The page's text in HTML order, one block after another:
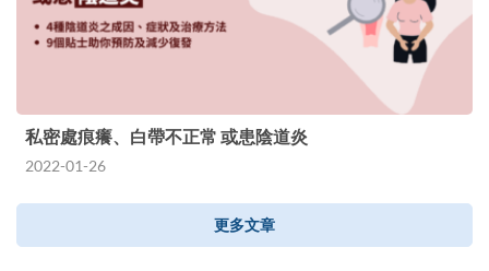
私密處痕癢、白帶不正常 或患陰道炎
2022-01-26
更多文章